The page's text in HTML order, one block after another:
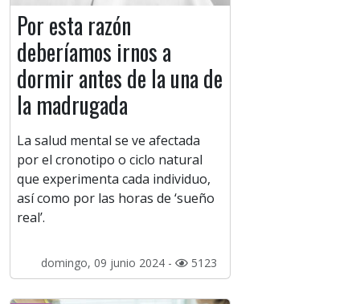
Por esta razón
deberíamos irnos a
dormir antes de la una de
la madrugada
La salud mental se ve afectada
por el cronotipo o ciclo natural
que experimenta cada individuo,
así como por las horas de ‘sueño
real’.
domingo, 09 junio 2024 - 5123